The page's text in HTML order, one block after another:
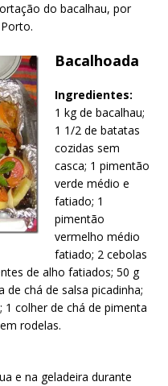
do bacalhau, por
Bacalhoada
Ingredientes:
1 kg de bacalhau;
1 1/2 de batatas
cozidas sem
casca; 1 pimentão
verde médio e
fatiado; 1
pimentão
vermelho médio
fatiado; 2 cebolas
de alho fatiados; 50 g
de chá de salsa picadinha;
1 colher de chá de pimenta
rodelas.
e na geladeira durante